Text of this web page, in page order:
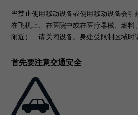
当禁止使用移动设备或使用移动设备会引
在飞机上、在医院中或在医疗器械、燃料
附近），请关闭设备。身处受限制区域时
首先要注意交通安全